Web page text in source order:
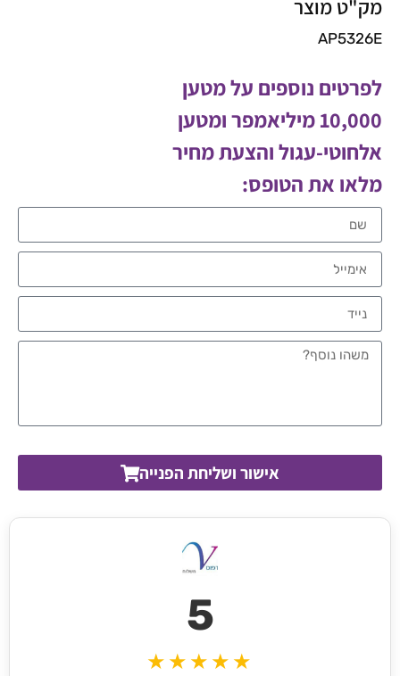
מק"ט מוצר
AP5326E
לפרטים נוספים על מטען
10,000 מיליאמפר ומטען
אלחוטי-עגול והצעת מחיר
מלאו את הטופס:
אישור ושליחת הפנייה
5
★★★★★